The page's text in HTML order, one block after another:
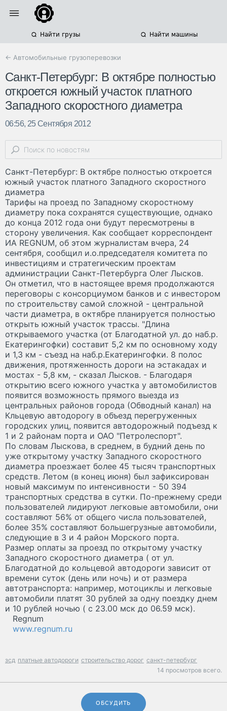
Найти грузы Найти машины
← Автомобильные грузоперевозки
Санкт-Петербург: В октябре полностью
откроется южный участок платного
Западного скоростного диаметра
06:56, 25 Сентября 2012
Санкт-Петербург: В октябре полностью откроется
южный участок платного Западного скоростного
диаметра
Тарифы на проезд по Западному скоростному
диаметру пока сохранятся существующие, однако
до конца 2012 года они будут пересмотрены в
сторону увеличения. Как сообщает корреспондент
ИА REGNUM, об этом журналистам вчера, 24
сентября, сообщил и.о.председателя комитета по
инвестициям и стратегическим проектам
администрации Санкт-Петербурга Олег Лысков.
Он отметил, что в настоящее время продолжаются
переговоры с консорциумом банков и с инвестором
по строительству самой сложной - центральной
части диаметра, в октябре планируется полностью
открыть южный участок трассы. "Длина
открываемого участка (от Благодатной ул. до наб.р.
Екатерингофки) составит 5,2 км по основному ходу
и 1,3 км - съезд на наб.р.Екатерингофки. 8 полос
движения, протяженность дороги на эстакадах и
мостах - 5,8 км, - сказал Лысков. - Благодаря
открытию всего южного участка у автомобилистов
появится возможность прямого выезда из
центральных районов города (Обводный канал) на
Кльцевую автодорогу в объезд перегруженных
городских улиц, появится автодорожный подъезд к
1 и 2 районам порта и ОАО "Петролеспорт".
По словам Лыскова, в среднем, в будний день по
уже открытому участку Западного скоростного
диаметра проезжает более 45 тысяч транспортных
средств. Летом (в конец июня) был зафиксирован
новый максимум по интенсивности - 50 394
транспортных средства в сутки. По-прежнему среди
пользователей лидируют легковые автомобили, они
составляют 56% от общего числа пользователей,
более 35% составляют большегрузные автомобили,
следующие в 3 и 4 район Морского порта.
Размер оплаты за проезд по открытому участку
Западного скоростного диаметра ( от ул.
Благодатной до кольцевой автодороги зависит от
времени суток (день или ночь) и от размера
автотранспорта: например, мотоциклы и легковые
автомобили платят 30 рублей за одну поездку днем
и 10 рублей ночью ( с 23.00 мск до 06.59 мск).
Regnum
www.regnum.ru
зсд платные автодороги строительство дорог санкт-петербург
14 просмотров всего.
ОБСУДИТЬ